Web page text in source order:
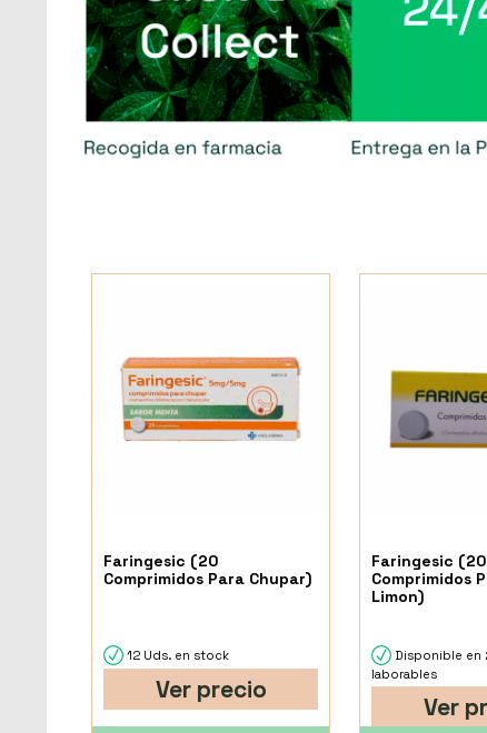
Faringesic (20
Comprimidos Para Chupar)
12 Uds. en stock
Ver precio
Faringesic (20
Comprimidos
Limon)
Disponible en
laborables
Ver